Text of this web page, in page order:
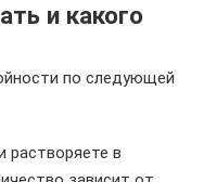
и какого
по следующей
растворяете в